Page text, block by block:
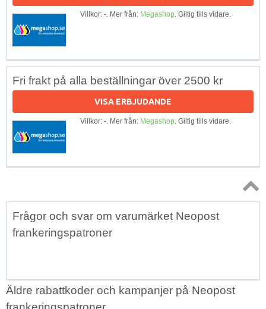
Villkor: -. Mer från: Megashop. Giltig tills vidare.
Fri frakt på alla beställningar över 2500 kr
VISA ERBJUDANDE
Villkor: -. Mer från: Megashop. Giltig tills vidare.
Topp
Frågor och svar om varumärket Neopost
frankeringspatroner
Äldre rabattkoder och kampanjer på Neopost